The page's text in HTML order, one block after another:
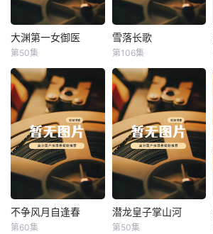
大渊第一女御医
大渊第一女御医
第50集
雪落长歌
雪落长歌
第106集
不争风月自逢春
不争风月自逢春
第60集
潜龙皇子掌山河
潜龙皇子掌山河
第50集